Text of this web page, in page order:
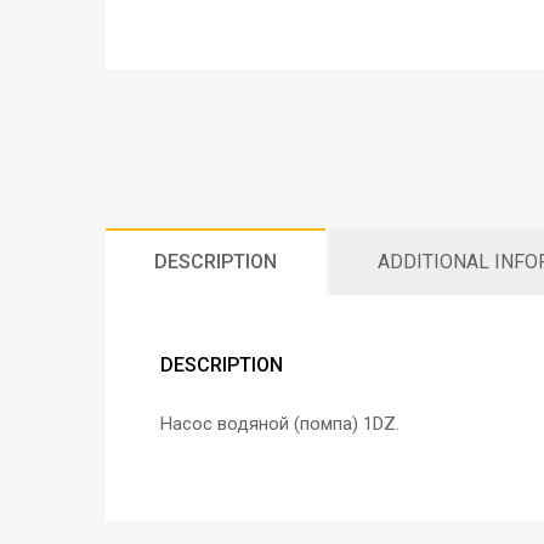
DESCRIPTION ADDITIONAL
DESCRIPTION
Насос водяной (помпа) 1DZ.